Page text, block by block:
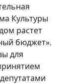
Культуры
растет
бюджет».
для